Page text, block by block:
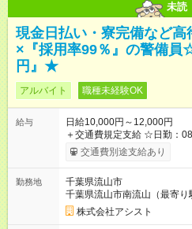
未読
現金日払い・寮完備など高
×『採用率99％』の警備員
円』★
アルバイト 職種未経験OK
給与
日給10,000円～12,000円
＋交通費規定支給 ☆日勤：08:00～17:00／日給1万円 ★夜勤：
20:00～05:00／日給1万2000円 -:+:-:+:-:+:-:+:-:+:- 日勤＋夜勤
日『2万2000円』も稼げる！ -:+:-:+:-:+:-
べる！ 日払いは、当日に『現金
別途支給 ■日給全額保障あり ┗予定時間より早く終わっても日給
は満額支給！ ■資格手当あり ┗施設
試用期間なし
交通費別途支給あり
勤務地
千葉県流山市
千葉県流山市南流山（最寄り
株式会社アシスト